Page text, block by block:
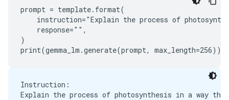
Response:
You should go to Europe when the weather is nice.
You should go to Europe when the weather is bad.
prompt = template.format(
instruction="Explain the process of
    response="",
)
Instruction:
Explain the process of photosynthesis in a way